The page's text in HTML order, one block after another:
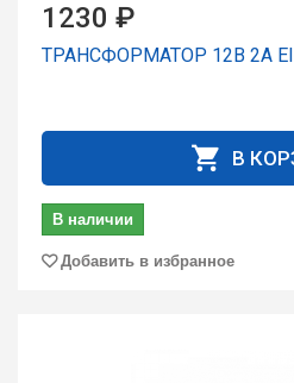
1230 ₽
ТРАНСФОРМАТОР 12В 2А
В
В наличии
Добавить в избранное